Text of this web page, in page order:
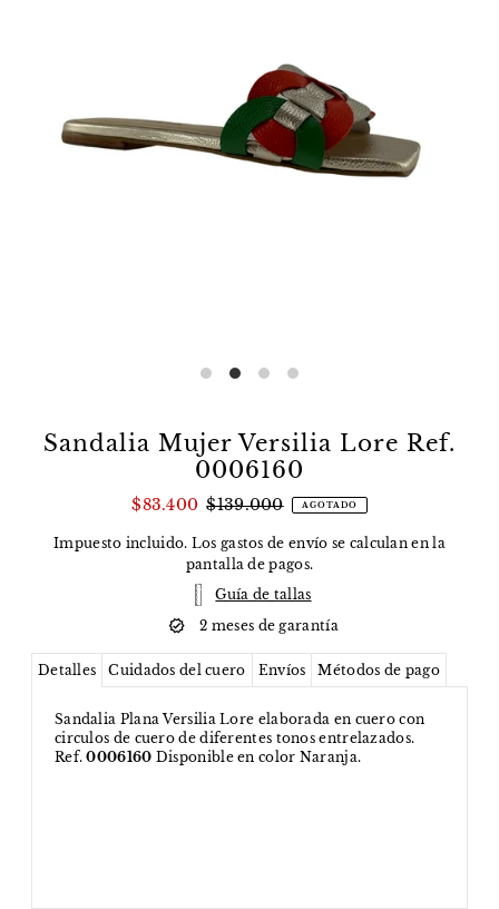
Sandalia Mujer Versilia Lore Ref.
0006160
$83.400 $139.000 AGOTADO
Impuesto incluido. Los gastos de envío se calculan en la
pantalla de pagos.
Guía de tallas
2 meses de garantía
Detalles Cuidados del cuero Envíos Métodos de pago
Sandalia Plana Versilia Lore elaborada en cuero con
circulos de cuero de diferentes tonos entrelazados.
Ref.0006160 Disponible en color Naranja.